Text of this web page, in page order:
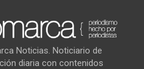
Noticias. Noticiario de
diaria con contenidos